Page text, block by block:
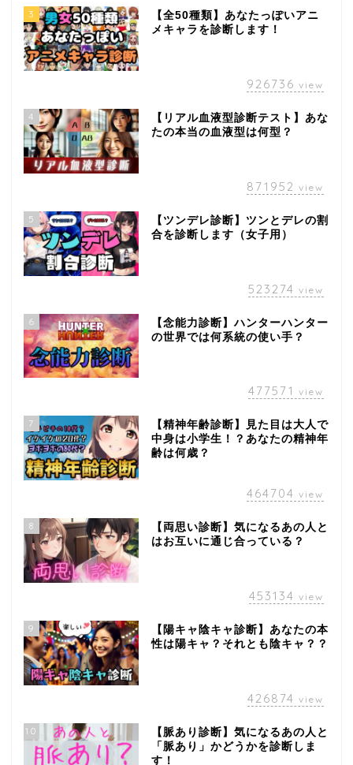
3
【全50種類】あなたっぽいアニ
メキャラを診断します！
926736 view
4
【リアル血液型診断テスト】あな
たの本当の血液型は何型？
871952 view
5
【ツンデレ診断】ツンとデレの割
合を診断します（女子用）
523274 view
6
【念能力診断】ハンターハンター
の世界では何系統の使い手？
477571 view
7
【精神年齢診断】見た目は大人で
中身は小学生！？あなたの精神年
齢は何歳？
464704 view
8
【両思い診断】気になるあの人と
はお互いに通じ合っている？
453134 view
9
【陽キャ陰キャ診断】あなたの本
性は陽キャ？それとも陰キャ？？
426874 view
10
【脈あり診断】気になるあの人と
「脈あり」かどうかを診断しま
す！